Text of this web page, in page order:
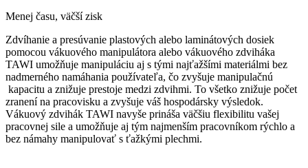
Menej času, väčší zisk
Zdvíhanie a presúvanie plastových alebo laminátových dosiek
pomocou vákuového manipulátora alebo vákuového zdviháka
TAWI umožňuje manipuláciu aj s tými najťažšími materiálmi bez
nadmerného namáhania používateľa, čo zvyšuje manipulačnú
kapacitu a znižuje prestoje medzi zdvihmi. To všetko znižuje počet
zranení na pracovisku a zvyšuje váš hospodársky výsledok.
Vákuový zdvihák TAWI navyše prináša väčšiu flexibilitu vašej
pracovnej sile a umožňuje aj tým najmenším pracovníkom rýchlo a
bez námahy manipulovať s ťažkými plechmi.